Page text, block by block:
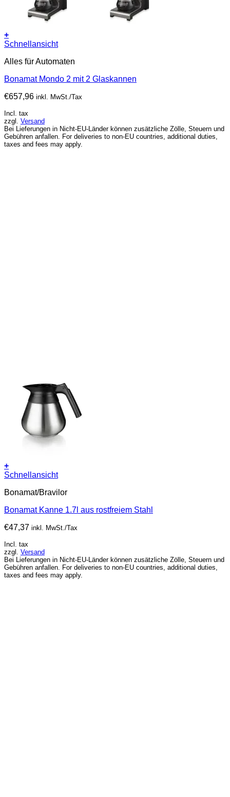
+
Schnellansicht
Alles für Automaten
Bonamat Mondo 2 mit 2 Glaskannen
€657,96 inkl. MwSt./Tax
Incl. tax
zzgl. Versand
Bei Lieferungen in Nicht-EU-Länder können zusätzliche Zölle, Steuern und
Gebühren anfallen. For deliveries to non-EU countries, additional duties,
taxes and fees may apply.
+
Schnellansicht
Bonamat/Bravilor
Bonamat Kanne 1.7l aus rostfreiem Stahl
€47,37 inkl. MwSt./Tax
Incl. tax
zzgl. Versand
Bei Lieferungen in Nicht-EU-Länder können zusätzliche Zölle, Steuern und
Gebühren anfallen. For deliveries to non-EU countries, additional duties,
taxes and fees may apply.